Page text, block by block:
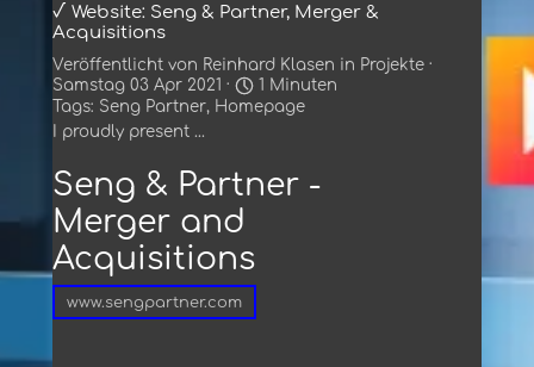
√ Website: Seng & Partner, Merger &
Acquisitions
Veröffentlicht von Reinhard Klasen in Projekte ·
Samstag 03 Apr 2021 ·
1 Minuten
Tags: Seng Partner, Homepage
I proudly present ...
Seng & Partner -
Merger and
Acquisitions
www.sengpartner.com